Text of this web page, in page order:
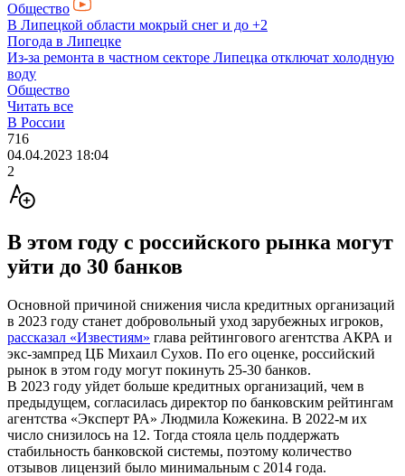
Общество
В Липецкой области мокрый снег и до +2
Погода в Липецке
Из-за ремонта в частном секторе Липецка отключат холодную
воду
Общество
Читать все
В России
716
04.04.2023 18:04
2
В этом году с российского рынка могут
уйти до 30 банков
Основной причиной снижения числа кредитных организаций
в 2023 году станет добровольный уход зарубежных игроков,
рассказал «Известиям» глава рейтингового агентства АКРА и
экс-зампред ЦБ Михаил Сухов. По его оценке, российский
рынок в этом году могут покинуть 25-30 банков.
В 2023 году уйдет больше кредитных организаций, чем в
предыдущем, согласилась директор по банковским рейтингам
агентства «Эксперт РА» Людмила Кожекина. В 2022-м их
число снизилось на 12. Тогда стояла цель поддержать
стабильность банковской системы, поэтому количество
отзывов лицензий было минимальным с 2014 года.